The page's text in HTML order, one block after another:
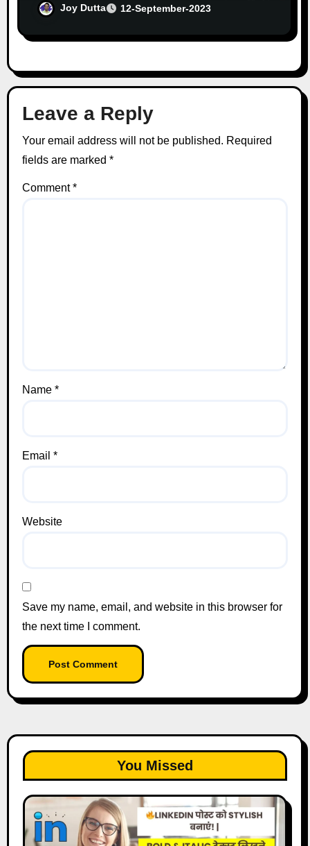
Joy Dutta 12-September-2023
Leave a Reply
Your email address will not be published. Required
fields are marked *
Comment*
Name *
Email *
Website
Save my name, email, and website in this browser for
the next time I comment.
You Missed